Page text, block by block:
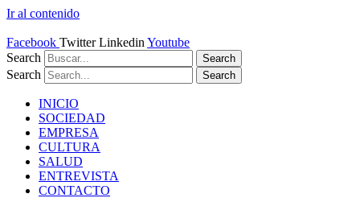
Ir al contenido
Facebook Twitter Linkedin Youtube
Search
Search
Search Search
INICIO
SOCIEDAD
EMPRESA
CULTURA
SALUD
ENTREVISTA
CONTACTO